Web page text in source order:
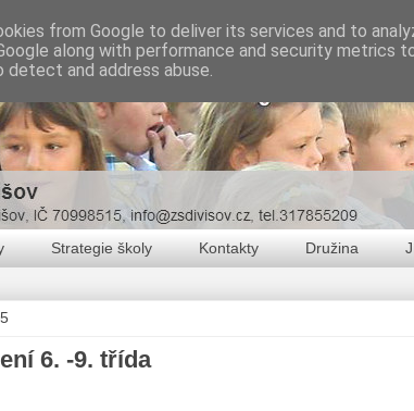
Strategie školy Kontakty Družina
6. -9. třída
from Google to deliver its services and to
along with performance and security metrics
and address abuse.